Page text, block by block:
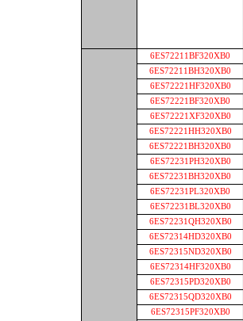
6ES72211BF320XB0
6ES72211BH320XB0
6ES72221HF320XB0
6ES72221BF320XB0
6ES72221XF320XB0
6ES72221HH320XB0
6ES72221BH320XB0
6ES72231PH320XB0
6ES72231BH320XB0
6ES72231PL320XB0
6ES72231BL320XB0
6ES72231QH320XB0
6ES72314HD320XB0
6ES72315ND320XB0
6ES72314HF320XB0
6ES72315PD320XB0
6ES72315QD320XB0
6ES72315PF320XB0